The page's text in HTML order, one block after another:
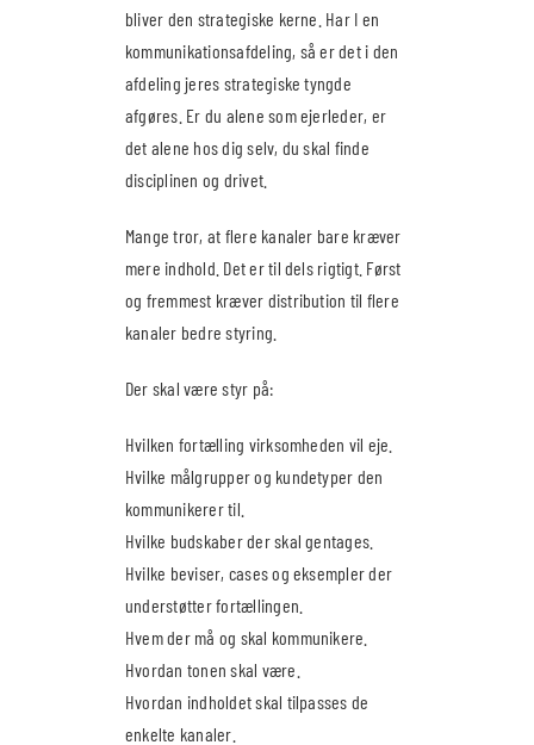
bliver den strategiske kerne. Har I en
kommunikationsafdeling, så er det i den
afdeling jeres strategiske tyngde
afgøres. Er du alene som ejerleder, er
det alene hos dig selv, du skal finde
disciplinen og drivet.
Mange tror, at flere kanaler bare kræver
mere indhold. Det er til dels rigtigt. Først
og fremmest kræver distribution til flere
kanaler bedre styring.
Der skal være styr på:
Hvilken fortælling virksomheden vil eje.
Hvilke målgrupper og kundetyper den
kommunikerer til.
Hvilke budskaber der skal gentages.
Hvilke beviser, cases og eksempler der
understøtter fortællingen.
Hvem der må og skal kommunikere.
Hvordan tonen skal være.
Hvordan indholdet skal tilpasses de
enkelte kanaler.